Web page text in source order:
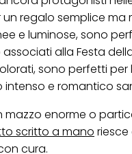
un regalo semplice
e luminose, sono
alla Festa
sono perfetti per
intenso e romantico
mazzo enorme o
scritto a mano
cura.
"modifica" di
Se fai clic su
per uno o più
tuoi dati personali
necessari per